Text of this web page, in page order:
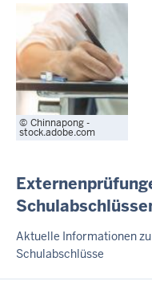
Chinnapong -
stock.adobe.com
Aktuelle Informationen
Schulabschlüsse